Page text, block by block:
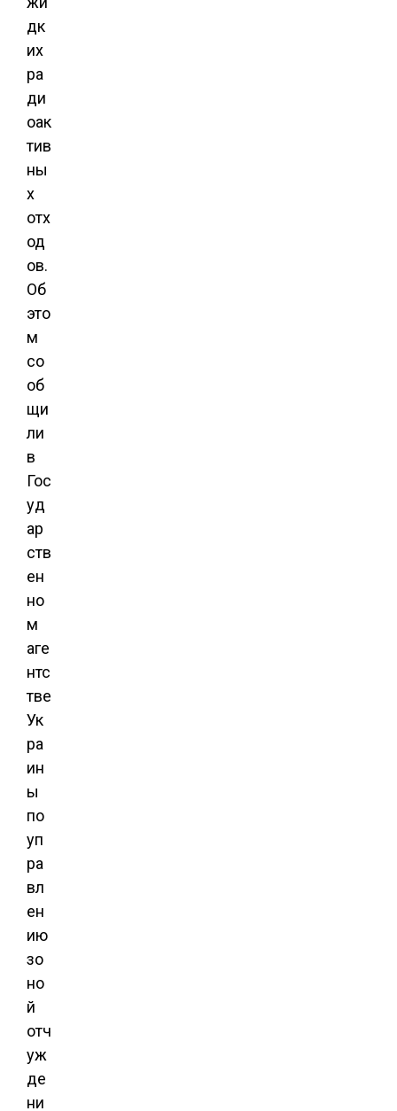
дк
их
ра
ди
оак
тив
ны
х
отх
од
ов.
Об
это
м
со
об
щи
ли
в
Гос
уд
ар
ств
ен
но
м
аге
нтс
тве
Ук
ра
ин
ы
по
уп
ра
вл
ен
ию
зо
но
й
отч
уж
де
ни